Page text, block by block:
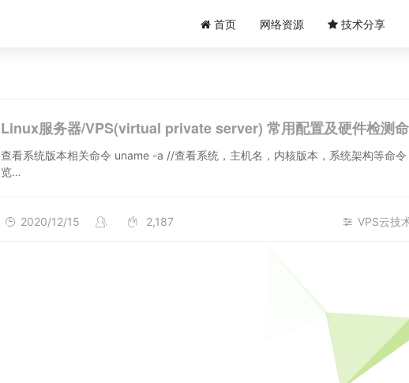
首页 网络资源 技术分享
Linux服务器/VPS(virtual private server) 常用配置及硬件检测
查看系统版本相关命令 uname -a //查看系统，主机名，内核版本，系统架构等命令 top //
览…
VPS云技
2020/12/15 2,187